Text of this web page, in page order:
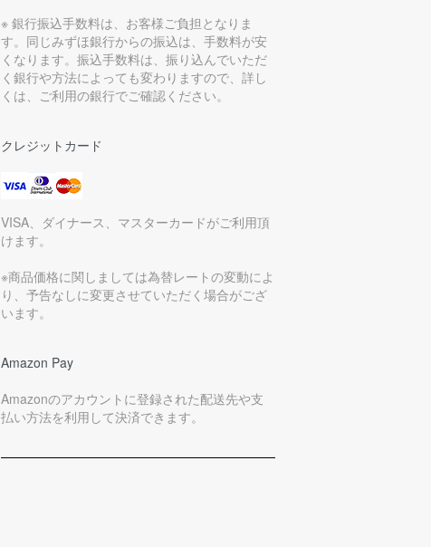
※ 銀行振込手数料は、お客様ご負担となりま
す。同じみずほ銀行からの振込は、手数料が安
くなります。振込手数料は、振り込んでいただ
く銀行や方法によっても変わりますので、詳し
くは、ご利用の銀行でご確認ください。
クレジットカード
VISA、ダイナース、マスターカードがご利用頂
けます。
※商品価格に関しましては為替レートの変動によ
り、予告なしに変更させていただく場合がござ
います。
Amazon Pay
Amazonのアカウントに登録された配送先や支
払い方法を利用して決済できます。